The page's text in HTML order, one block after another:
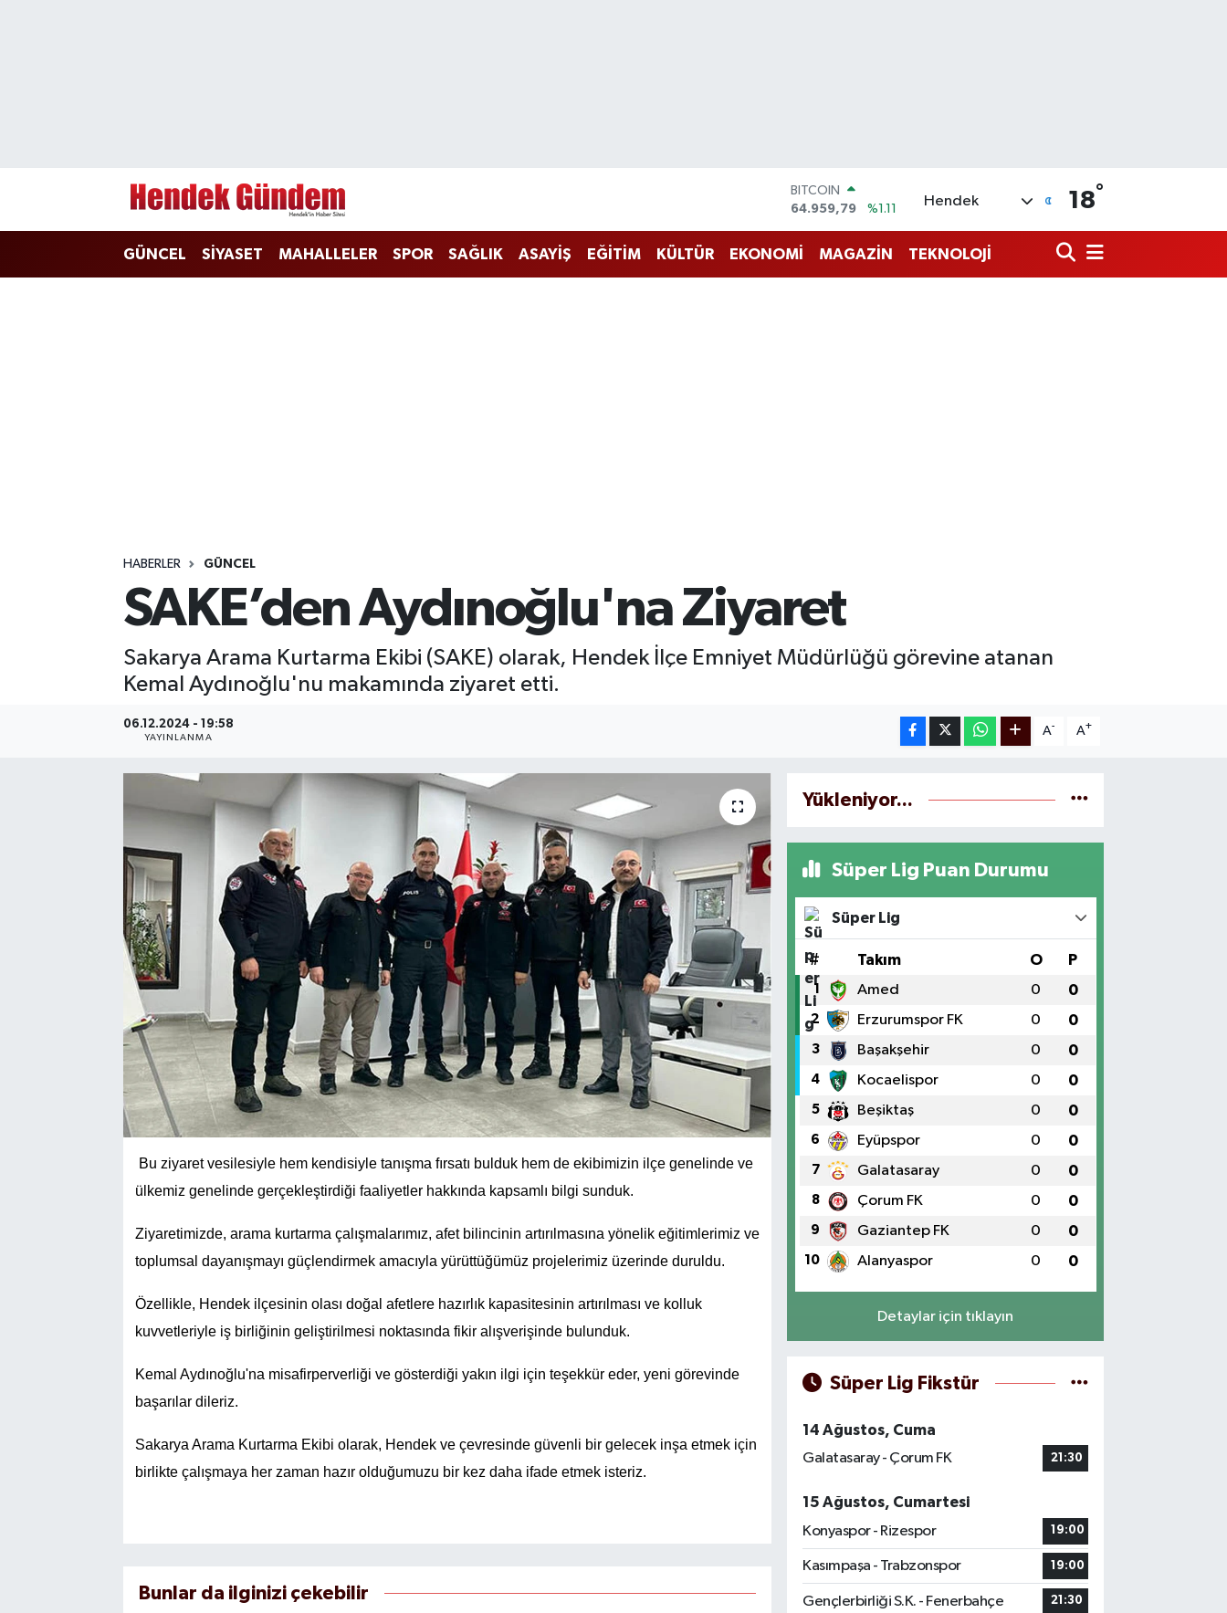
47,7436
55,2510
%0.32
Hendek 18°
GÜNCEL SİYASET MAHALLELER SPOR SAĞLIK ASAYİŞ EĞİTİM KÜLTÜR EKONOMİ MAGAZİN TEKNOLOJİ
HABERLER GÜNCEL
SAKE’den Aydınoğlu'na Ziyaret
Sakarya Arama Kurtarma Ekibi (SAKE) olarak, Hendek İlçe Emniyet Müdürlüğü görevine atanan
Kemal Aydınoğlu'nu makamında ziyaret etti.
06.12.2024 - 19:58
YAYINLANMA
A- A+
Bu ziyaret vesilesiyle hem kendisiyle tanışma fırsatı bulduk hem de ekibimizin ilçe genelinde ve
ülkemiz genelinde gerçekleştirdiği faaliyetler hakkında kapsamlı bilgi sunduk.
Ziyaretimizde, arama kurtarma çalışmalarımız, afet bilincinin artırılmasına yönelik eğitimlerimiz ve
toplumsal dayanışmayı güçlendirmek amacıyla yürüttüğümüz projelerimiz üzerinde duruldu.
Özellikle, Hendek ilçesinin olası doğal afetlere hazırlık kapasitesinin artırılması ve kolluk
kuvvetleriyle iş birliğinin geliştirilmesi noktasında fikir alışverişinde bulunduk.
Kemal Aydınoğlu'na misafirperverliği ve gösterdiği yakın ilgi için teşekkür eder, yeni görevinde
başarılar dileriz.
Sakarya Arama Kurtarma Ekibi olarak, Hendek ve çevresinde güvenli bir gelecek inşa etmek için
birlikte çalışmaya her zaman hazır olduğumuzu bir kez daha ifade etmek isteriz.
Bunlar da ilginizi çekebilir
Yükleniyor...
Süper Lig Puan Durumu
Süper Lig
# Takım O P
1 Amed 0 0
2 Erzurumspor FK 0 0
3 Başakşehir 0 0
4 Kocaelispor 0 0
5 Beşiktaş 0 0
6 Eyüpspor 0 0
7 Galatasaray 0 0
8 Çorum FK 0 0
9 Gaziantep FK 0 0
10 Alanyaspor 0 0
Detaylar için tıklayın
Süper Lig Fikstür
14 Ağustos, Cuma
Galatasaray - Çorum FK
21:30
15 Ağustos, Cumartesi
Konyaspor - Rizespor
19:00
Kasımpaşa - Trabzonspor 19:00
Gençlerbirliği S.K. - Fenerbahçe 21:30
Sakarya Trafik Yoğunluk Haritası
Süper Lig Puan Durumu ve Fikstür